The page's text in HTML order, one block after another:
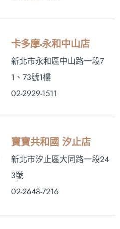
卡多摩-永和中山店
新北市永和區中山路一段7
1、73號1樓
02-2929-1511
寶寶共和國 汐止店
新北市汐止區大同路一段24
3號
02-2648-7216